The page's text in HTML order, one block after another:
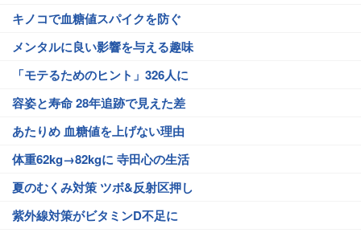
キノコで血糖値スパイクを防ぐ
メンタルに良い影響を与える趣味
「モテるためのヒント」326人に
容姿と寿命 28年追跡で見えた差
あたりめ 血糖値を上げない理由
体重62kg→82kgに 寺田心の生活
夏のむくみ対策 ツボ&反射区押し
紫外線対策がビタミンD不足に